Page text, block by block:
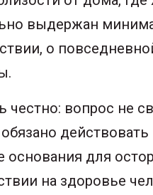
выдержан
о
честно: вопрос не
обязано
основания для
на здоровье